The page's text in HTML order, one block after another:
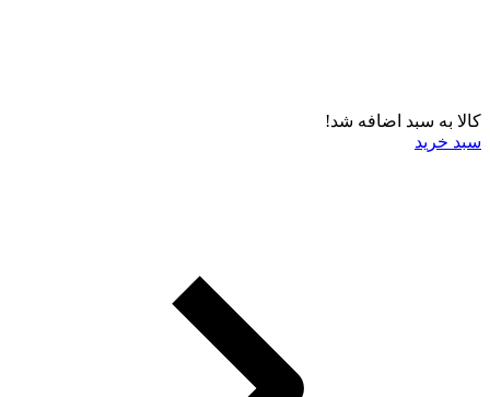
کالا به سبد اضافه شد!
سبد خرید